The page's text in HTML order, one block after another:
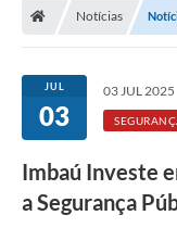
Notícias
JUL
03
03 JUL 2025
Imbaú Investe
a Segurança